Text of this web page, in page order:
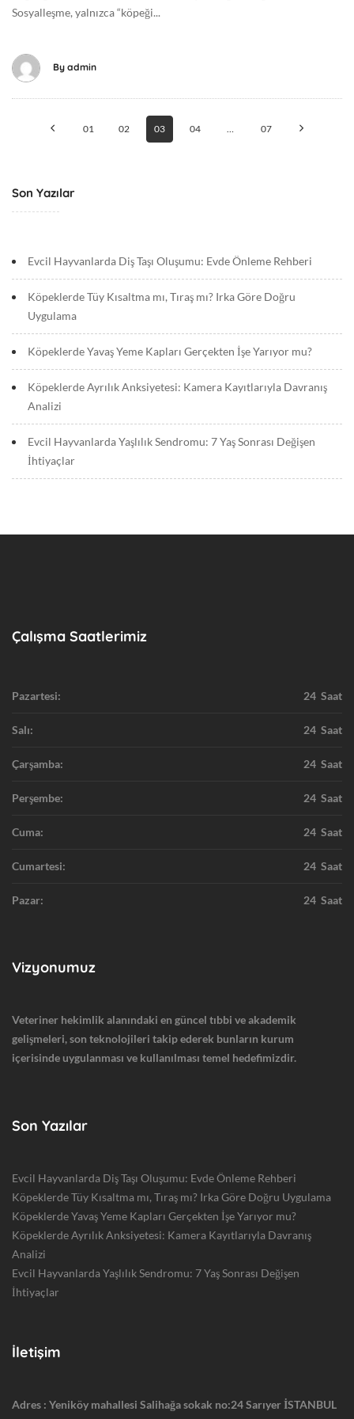
e
-
7
T
0
:
0
0
l
Sosyalleşme, yalnızca “köpeği...
By admin
Posts
navigation
01 02 03 04 07
Son Yazılar
Evcil Hayvanlarda Diş Taşı Oluşumu: Evde Önleme Rehberi
Köpeklerde Tüy Kısaltma mı, Tıraş mı? Irka Göre Doğru
Uygulama
Köpeklerde Yavaş Yeme Kapları Gerçekten İşe Yarıyor mu?
Köpeklerde Ayrılık Anksiyetesi: Kamera Kayıtlarıyla Davranış
Analizi
Evcil Hayvanlarda Yaşlılık Sendromu: 7 Yaş Sonrası Değişen
İhtiyaçlar
Çalışma Saatlerimiz
Pazartesi: 24 Saat
Salı: 24 Saat
Çarşamba: 24 Saat
Perşembe: 24 Saat
Cuma: 24 Saat
Cumartesi: 24 Saat
Pazar: 24 Saat
Vizyonumuz
Veteriner hekimlik alanındaki en güncel tıbbi ve akademik
gelişmeleri, son teknolojileri takip ederek bunların kurum
içerisinde uygulanması ve kullanılması temel hedefimizdir.
Son Yazılar
Evcil Hayvanlarda Diş Taşı Oluşumu: Evde Önleme Rehberi
Köpeklerde Tüy Kısaltma mı, Tıraş mı? Irka Göre Doğru Uygulama
Köpeklerde Yavaş Yeme Kapları Gerçekten İşe Yarıyor mu?
Köpeklerde Ayrılık Anksiyetesi: Kamera Kayıtlarıyla Davranış
Analizi
Evcil Hayvanlarda Yaşlılık Sendromu: 7 Yaş Sonrası Değişen
İhtiyaçlar
İletişim
Adres : Yeniköy mahallesi Salihağa sokak no:24 Sarıyer İSTANBUL